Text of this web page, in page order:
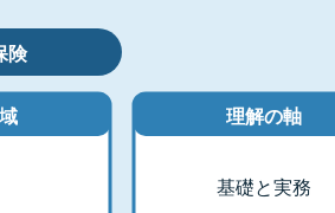
険
理解の軸
基礎と実務